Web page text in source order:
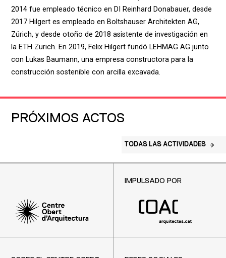
2014 fue empleado técnico en DI Reinhard Donabauer, desde
2017 Hilgert es empleado en Boltshauser Architekten AG,
Zúrich, y desde otoño de 2018 asistente de investigación en
la ETH Zurich. En 2019, Felix Hilgert fundó LEHMAG AG junto
con Lukas Baumann, una empresa constructora para la
construcción sostenible con arcilla excavada.
PRÓXIMOS ACTOS
TODAS LAS ACTIVIDADES
IMPULSADO POR